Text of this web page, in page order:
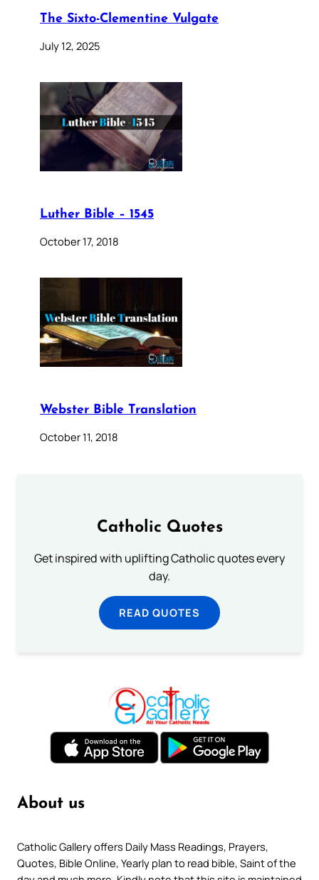
The Sixto-Clementine Vulgate
July 12, 2025
Luther Bible – 1545
October 17, 2018
Webster Bible Translation
October 11, 2018
Catholic Quotes
Get inspired with uplifting Catholic quotes every
day.
READ QUOTES
About us
Catholic Gallery offers Daily Mass Readings, Prayers,
Quotes, Bible Online, Yearly plan to read bible, Saint of the